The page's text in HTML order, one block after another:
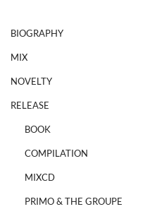
BIOGRAPHY
MIX
NOVELTY
RELEASE
BOOK
COMPILATION
MIXCD
PRIMO & THE GROUPE